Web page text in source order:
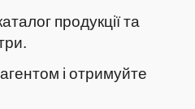
продукції та
і отримуйте